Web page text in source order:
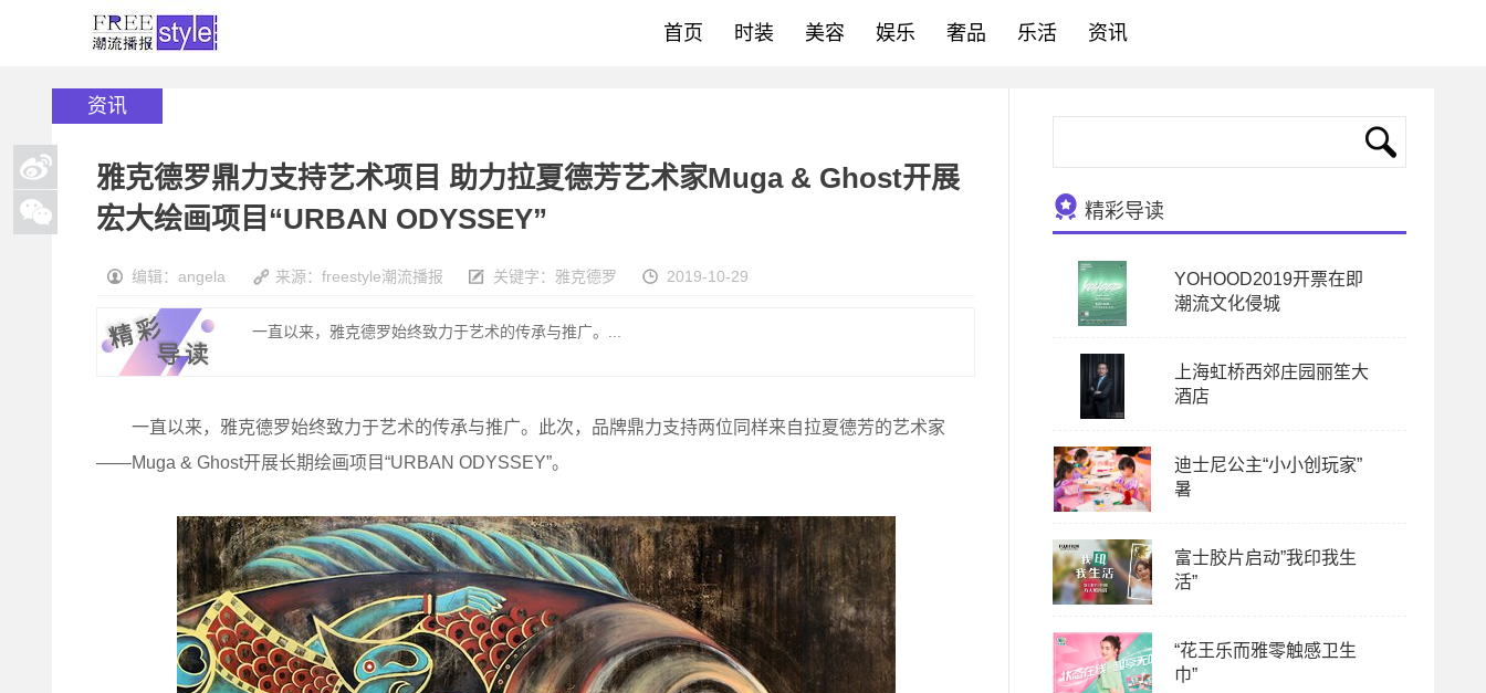
首页 时装 美容 娱乐 奢品 乐活 资讯
资讯
雅克德罗鼎力支持艺术项目 助力拉夏德芳艺术家Muga & Ghost开展
宏大绘画项目“URBAN ODYSSEY”
编辑：angela 来源：freestyle潮流播报 关键字： 雅克德罗 2019-10-29
一直以来，雅克德罗始终致力于艺术的传承与推广。...
一直以来，雅克德罗始终致力于艺术的传承与推广。此次，品牌鼎力支持两位同样来自拉夏德芳的艺术家
——Muga & Ghost开展长期绘画项目“URBAN ODYSSEY”。
精彩导读
YOHOOD2019开票在即
潮流文化侵城
上海虹桥西郊庄园丽笙大
酒店
迪士尼公主“小小创玩家”
暑
富士胶片启动”我印我生
活”
“花王乐而雅零触感卫生
巾”